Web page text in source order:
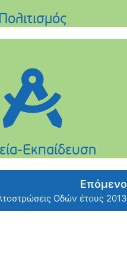
Επόμενο
Οδών έτους 2013